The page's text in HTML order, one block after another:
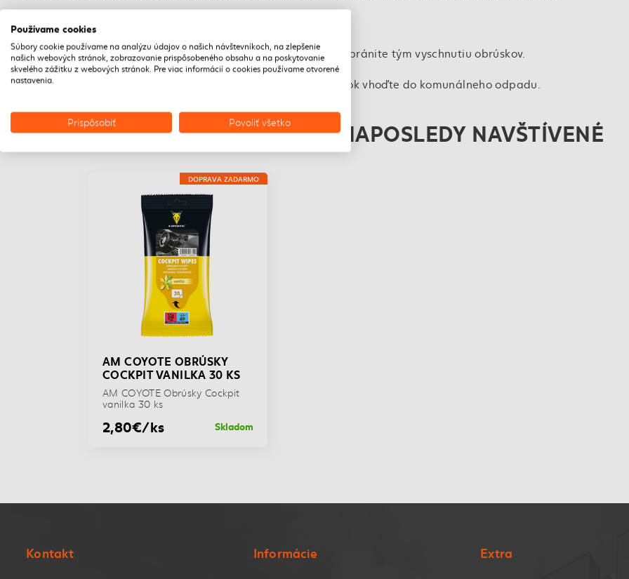
Na znečistené časti použite potrebné množstvo obrúskov.
Obrúsok vyberte z balíčka a etiketu opäť riadne zalepte, zabránite tým vyschnutiu obrúskov.
Povrch po aplikácii zostáva čistý. Po ošetrení povrchu obrúsok vhoďte do komunálneho odpadu.
NAPOSLEDY NAVŠTÍVENÉ
DOPRAVA ZADARMO
AM COYOTE OBRÚSKY
COCKPIT VANILKA 30 KS
AM COYOTE Obrúsky Cockpit
vanilka 30 ks
2,80€/ks Skladom
Kontakt Informácie Extra
Používame cookies
Súbory cookie používame na analýzu údajov o našich návštevníkoch, na zlepšenie
našich webových stránok, zobrazovanie prispôsobeného obsahu a na poskytovanie
skvelého zážitku z webových stránok. Pre viac informácií o cookies používame otvorené
nastavenia.
Prispôsobiť Povoliť všetko